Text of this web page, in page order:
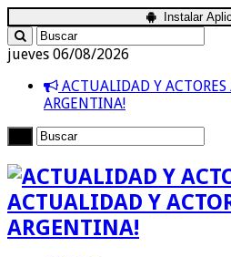
Instalar
jueves 06/08/2026
ACTUALIDAD Y
ARGENTINA!
ACTUALIDAD Y
ARGENTINA!